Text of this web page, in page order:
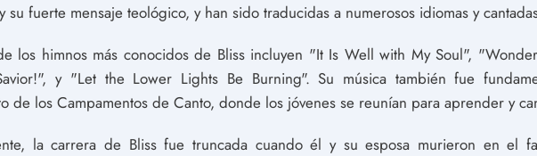
su fuerte mensaje teológico, y han sido traducidas a numerosos idiomas y
los himnos más conocidos de Bliss incluyen "It Is Well with My Soul",
y "Let the Lower Lights Be Burning". Su música también fue
de los Campamentos de Canto, donde los jóvenes se reunían para aprender y
la carrera de Bliss fue truncada cuando él y su esposa murieron en el